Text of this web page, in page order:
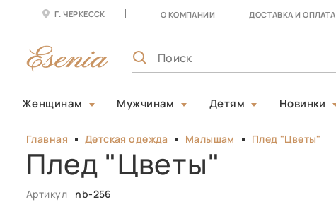
Г. ЧЕРКЕССК О КОМПАНИИ ДОСТАВКА И ОПЛАТА
Женщинам Мужчинам Детям Новинки
Главная Детская одежда Малышам Плед "Цветы"
Плед "Цветы"
Артикул nb-256